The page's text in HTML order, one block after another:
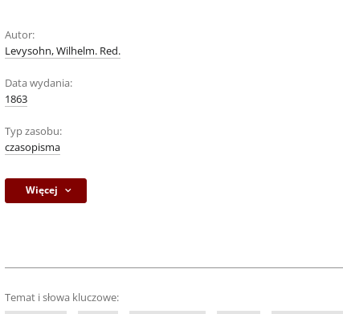
Autor:
Levysohn, Wilhelm. Red.
Data wydania:
1863
Typ zasobu:
czasopisma
Więcej
Temat i słowa kluczowe: